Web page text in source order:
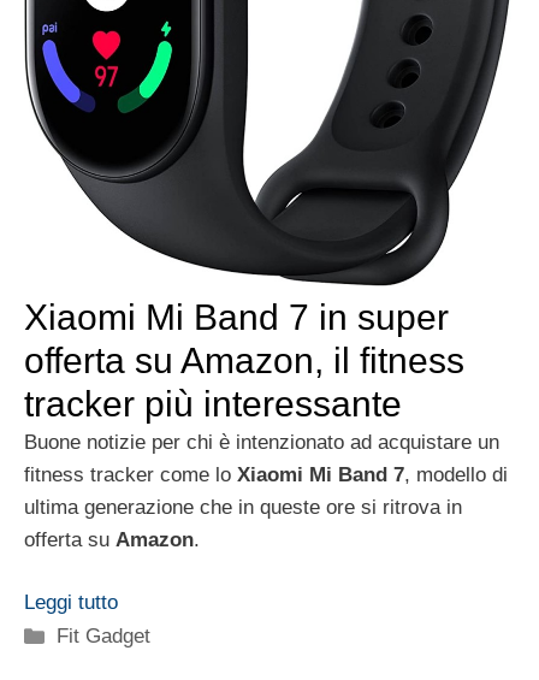
Xiaomi Mi Band 7 in super
offerta su Amazon, il fitness
tracker più interessante
Buone notizie per chi è intenzionato ad acquistare un
fitness tracker come lo Xiaomi Mi Band 7, modello di
ultima generazione che in queste ore si ritrova in
offerta su Amazon.
Leggi tutto
Categorie
Fit Gadget